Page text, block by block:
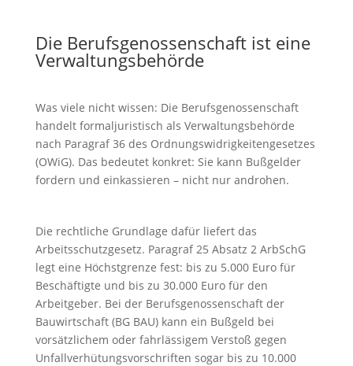
Die Berufsgenossenschaft ist eine
Verwaltungsbehörde
Was viele nicht wissen: Die Berufsgenossenschaft
handelt formaljuristisch als Verwaltungsbehörde
nach Paragraf 36 des Ordnungswidrigkeitengesetzes
(OWiG). Das bedeutet konkret: Sie kann Bußgelder
fordern und einkassieren – nicht nur androhen.
Die rechtliche Grundlage dafür liefert das
Arbeitsschutzgesetz. Paragraf 25 Absatz 2 ArbSchG
legt eine Höchstgrenze fest: bis zu 5.000 Euro für
Beschäftigte und bis zu 30.000 Euro für den
Arbeitgeber. Bei der Berufsgenossenschaft der
Bauwirtschaft (BG BAU) kann ein Bußgeld bei
vorsätzlichem oder fahrlässigem Verstoß gegen
Unfallverhütungsvorschriften sogar bis zu 10.000